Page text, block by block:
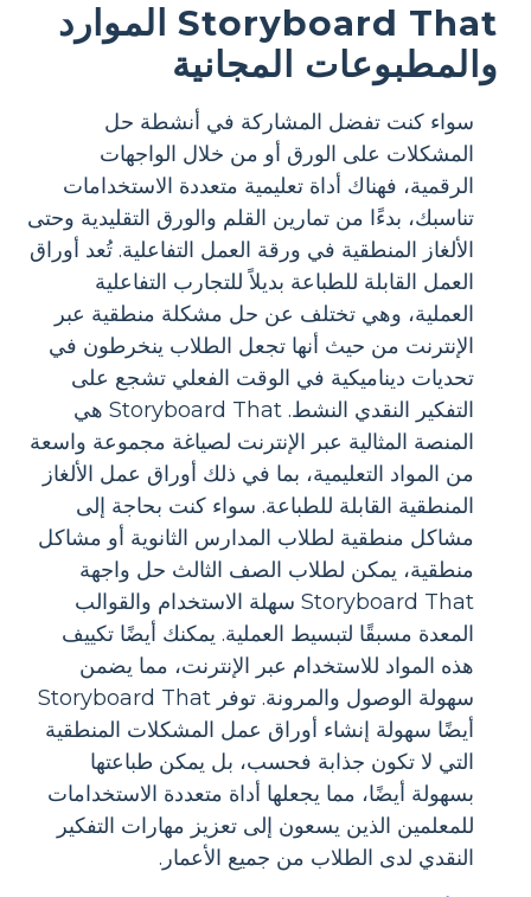
Storyboard That الموارد
والمطبوعات المجانية
سواء كنت تفضل المشاركة في أنشطة حل
المشكلات على الورق أو من خلال الواجهات
الرقمية، فهناك أداة تعليمية متعددة الاستخدامات
تناسبك، بدءًا من تمارين القلم والورق التقليدية وحتى
الألغاز المنطقية في ورقة العمل التفاعلية. تُعد أوراق
العمل القابلة للطباعة بديلاً للتجارب التفاعلية
العملية، وهي تختلف عن حل مشكلة منطقية عبر
الإنترنت من حيث أنها تجعل الطلاب ينخرطون في
تحديات ديناميكية في الوقت الفعلي تشجع على
التفكير النقدي النشط. Storyboard That هي
المنصة المثالية عبر الإنترنت لصياغة مجموعة واسعة
من المواد التعليمية، بما في ذلك أوراق عمل الألغاز
المنطقية القابلة للطباعة. سواء كنت بحاجة إلى
مشاكل منطقية لطلاب المدارس الثانوية أو مشاكل
منطقية، يمكن لطلاب الصف الثالث حل واجهة
Storyboard That سهلة الاستخدام والقوالب
المعدة مسبقًا لتبسيط العملية. يمكنك أيضًا تكييف
هذه المواد للاستخدام عبر الإنترنت، مما يضمن
سهولة الوصول والمرونة. توفر Storyboard That
أيضًا سهولة إنشاء أوراق عمل المشكلات المنطقية
التي لا تكون جذابة فحسب، بل يمكن طباعتها
بسهولة أيضًا، مما يجعلها أداة متعددة الاستخدامات
للمعلمين الذين يسعون إلى تعزيز مهارات التفكير
النقدي لدى الطلاب من جميع الأعمار.